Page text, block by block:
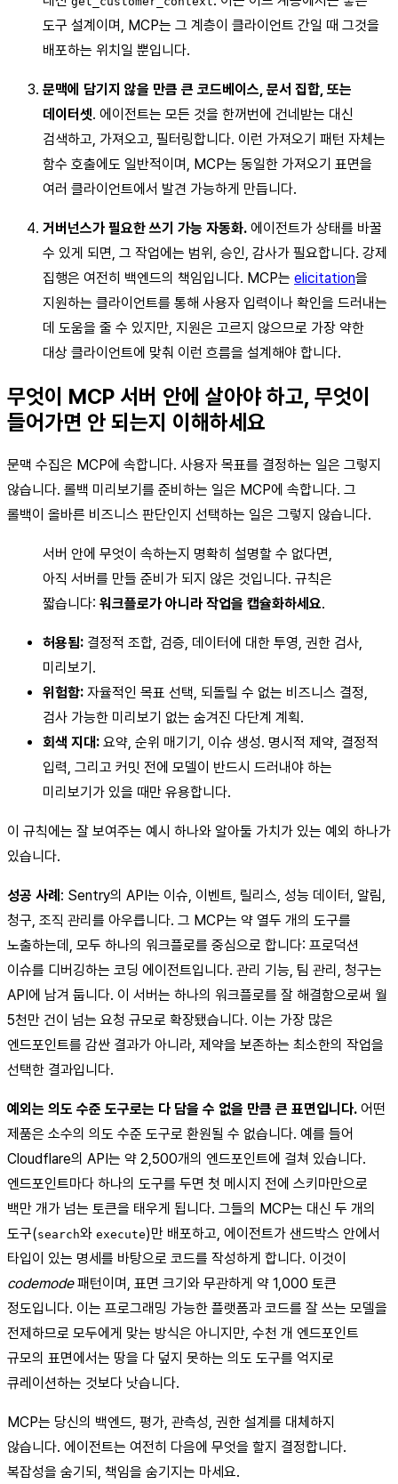
도구 설계이며, MCP는 그 계층이 클라이언트 간일 때 그것을
배포하는 위치일 뿐입니다.
문맥에 담기지 않을 만큼 큰 코드베이스, 문서 집합, 또는
데이터셋. 에이전트는 모든 것을 한꺼번에 건네받는 대신
검색하고, 가져오고, 필터링합니다. 이런 가져오기 패턴 자체는
함수 호출에도 일반적이며, MCP는 동일한 가져오기 표면을
여러 클라이언트에서 발견 가능하게 만듭니다.
거버넌스가 필요한 쓰기 가능 자동화. 에이전트가 상태를 바꿀
수 있게 되면, 그 작업에는 범위, 승인, 감사가 필요합니다. 강제
집행은 여전히 백엔드의 책임입니다. MCP는 elicitation을
지원하는 클라이언트를 통해 사용자 입력이나 확인을 드러내는
데 도움을 줄 수 있지만, 지원은 고르지 않으므로 가장 약한
대상 클라이언트에 맞춰 이런 흐름을 설계해야 합니다.
무엇이 MCP 서버 안에 살아야 하고, 무엇이
들어가면 안 되는지 이해하세요
문맥 수집은 MCP에 속합니다. 사용자 목표를 결정하는 일은 그렇지
않습니다. 롤백 미리보기를 준비하는 일은 MCP에 속합니다. 그
롤백이 올바른 비즈니스 판단인지 선택하는 일은 그렇지 않습니다.
서버 안에 무엇이 속하는지 명확히 설명할 수 없다면,
아직 서버를 만들 준비가 되지 않은 것입니다. 규칙은
짧습니다: 워크플로가 아니라 작업을 캡슐화하세요.
허용됨: 결정적 조합, 검증, 데이터에 대한 투영, 권한 검사,
미리보기.
위험함: 자율적인 목표 선택, 되돌릴 수 없는 비즈니스 결정,
검사 가능한 미리보기 없는 숨겨진 다단계 계획.
회색 지대: 요약, 순위 매기기, 이슈 생성. 명시적 제약, 결정적
입력, 그리고 커밋 전에 모델이 반드시 드러내야 하는
미리보기가 있을 때만 유용합니다.
이 규칙에는 잘 보여주는 예시 하나와 알아둘 가치가 있는 예외 하나가
있습니다.
성공 사례 : Sentry의 API는 이슈, 이벤트, 릴리스, 성능 데이터, 알림,
청구, 조직 관리를 아우릅니다. 그 MCP는 약 열두 개의 도구를
노출하는데, 모두 하나의 워크플로를 중심으로 합니다: 프로덕션
이슈를 디버깅하는 코딩 에이전트입니다. 관리 기능, 팀 관리, 청구는
API에 남겨 둡니다. 이 서버는 하나의 워크플로를 잘 해결함으로써 월
5천만 건이 넘는 요청 규모로 확장됐습니다. 이는 가장 많은
엔드포인트를 감싼 결과가 아니라, 제약을 보존하는 최소한의 작업을
선택한 결과입니다.
예외는 의도 수준 도구로는 다 담을 수 없을 만큼 큰 표면입니다. 어떤
제품은 소수의 의도 수준 도구로 환원될 수 없습니다. 예를 들어
Cloudflare의 API는 약 2,500개의 엔드포인트에 걸쳐 있습니다.
엔드포인트마다 하나의 도구를 두면 첫 메시지 전에 스키마만으로
백만 개가 넘는 토큰을 태우게 됩니다. 그들의 MCP는 대신 두 개의
도구(search와 execute)만 배포하고, 에이전트가 샌드박스 안에서
타입이 있는 명세를 바탕으로 코드를 작성하게 합니다. 이것이
codemode패턴이며, 표면 크기와 무관하게 약 1,000 토큰
정도입니다. 이는 프로그래밍 가능한 플랫폼과 코드를 잘 쓰는 모델을
전제하므로 모두에게 맞는 방식은 아니지만, 수천 개 엔드포인트
규모의 표면에서는 땅을 다 덮지 못하는 의도 도구를 억지로
큐레이션하는 것보다 낫습니다.
MCP는 당신의 백엔드, 평가, 관측성, 권한 설계를 대체하지
않습니다. 에이전트는 여전히 다음에 무엇을 할지 결정합니다.
복잡성을 숨기되, 책임을 숨기지는 마세요.